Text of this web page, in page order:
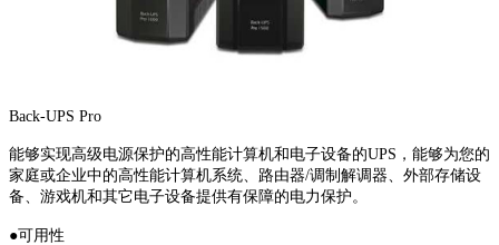
Back-UPS Pro
能够实现高级电源保护的高性能计算机和电子设备的UPS，能够为您的
家庭或企业中的高性能计算机系统、路由器/调制解调器、外部存储设
备、游戏机和其它电子设备提供有保障的电力保护。
●可用性